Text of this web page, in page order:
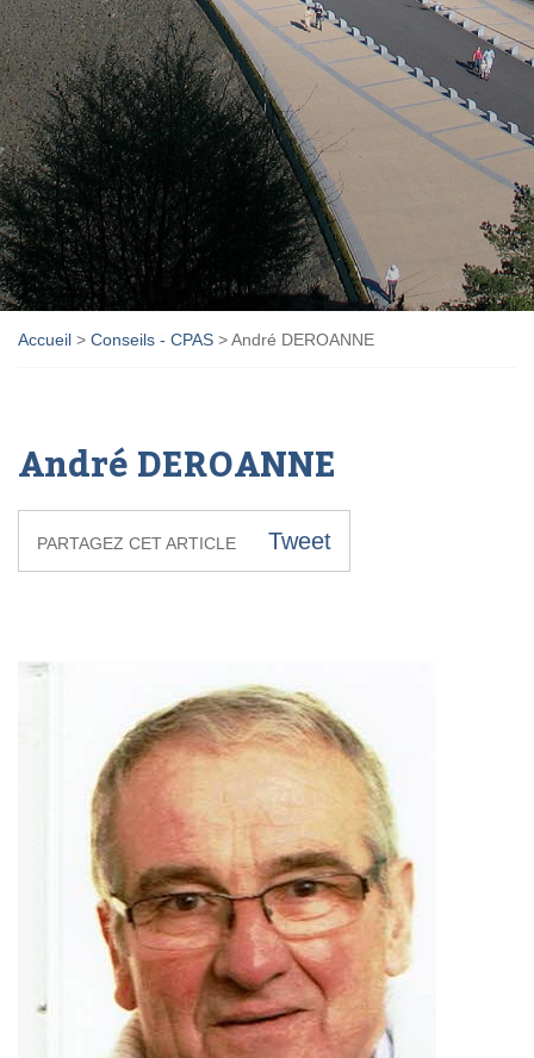
Accueil > Conseils - CPAS >André DEROANNE
André DEROANNE
PARTAGEZ CET ARTICLE Tweet